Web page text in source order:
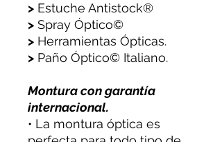
> Estuche Antistock®
> Spray Óptico©
> Herramientas Ópticas.
> Paño Óptico© Italiano.
Montura con garantía
internacional.
• La montura óptica es